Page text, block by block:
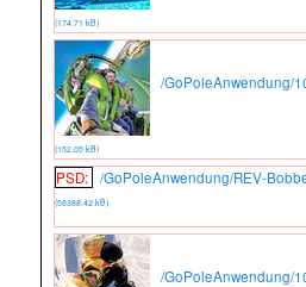
(174.71 kB)
/GoPoleAnwendung/
(152.05 kB)
PSD: /GoPoleAnwendung/REV-
(58388.42 kB)
/GoPoleAnwendung/